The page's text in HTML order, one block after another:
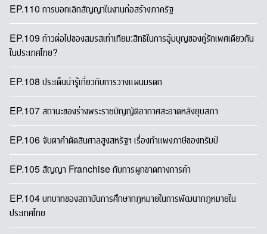
EP.110 การบอกเลิกสัญญาในงานก่อสร้างภาครัฐ
EP.109 ก้าวต่อไปของสมรสเท่าเทียม:สิทธิในการอุ้มบุญของคู่รักเพศเดียวกัน
ในประเทศไทย?
EP.108 ประเด็นน่ารู้เกี่ยวกับการวางแผนมรดก
EP.107 สถานะของร่างพระราชบัญญัติอากาศสะอาดหลังยุบสภา
EP.106 จับตาคำตัดสินศาลสูงสหรัฐฯ เรื่องกำแพงภาษีของทรัมป์
EP.105 สัญญา Franchise กับการผูกขาดทางการค้า
EP.104 บทบาทของสถาบันการศึกษากฎหมายในการพัฒนากฎหมายใน
ประเทศไทย